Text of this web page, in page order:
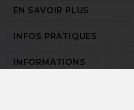
EN SAVOIR PLUS
INFOS PRATIQUES
INFORMATIONS